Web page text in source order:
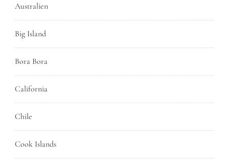
Australien
Big Island
Bora Bora
California
Chile
Cook Islands